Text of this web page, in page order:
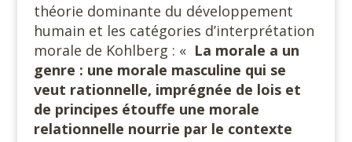
théorie dominante du développement
humain et les catégories d’interprétation
morale de Kohlberg : « La morale a un
genre : une morale masculine qui se
veut rationnelle, imprégnée de lois et
de principes étouffe une morale
relationnelle nourrie par le contexte